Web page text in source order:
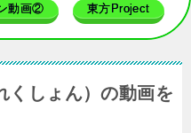
動画② 東方Project
くしょん）の動画を